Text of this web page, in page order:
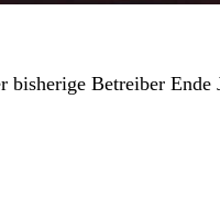
bisherige Betreiber Ende